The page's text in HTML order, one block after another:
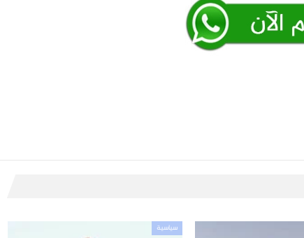
سياسية